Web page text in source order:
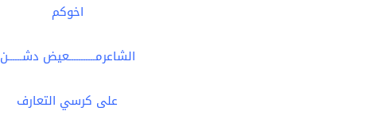
اخوكم
الشاعرمـــــــــــعيض دشــــــن
على كرسي التعارف